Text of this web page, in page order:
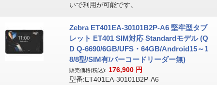
いで利用が可能です。
Zebra ET401EA-30101B2P-A6 堅牢型タブ
レット ET401 SIM対応 Standardモデル (Q
D Q-6690/6GB/UFS・64GB/Android15～1
8/8型/SIM有/バーコードリーダー無)
販売価格(税込): 176,900 円
型番:ET401EA-30101B2P-A6